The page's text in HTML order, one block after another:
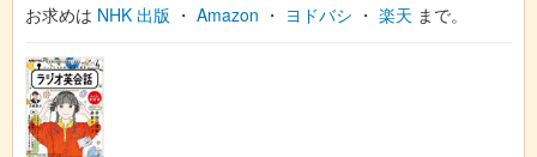
お求めは NHK 出版 ・ Amazon ・ ヨドバシ ・ 楽天 まで。